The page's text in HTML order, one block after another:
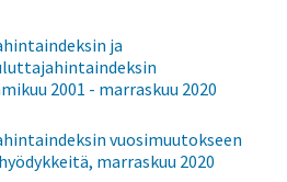
ja
2001 - marraskuu 2020
vuosimuutokseen
marraskuu 2020